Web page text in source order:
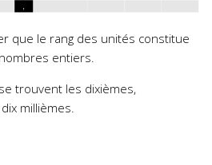
que le rang des unités constitue
entiers.
trouvent les dixièmes,
millièmes.